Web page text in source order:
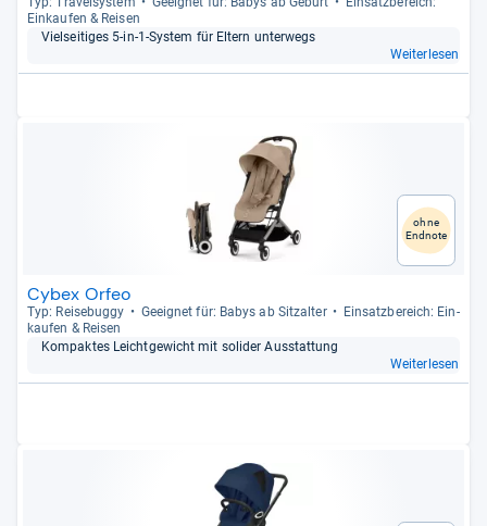
Ein­kau­fen & Rei­sen
Viel­sei­ti­ges 5-​in-​1-​Sys­tem für Eltern unter­wegs
Weiterlesen
ohne
Endnote
Cybex Orfeo
Typ: Rei­se­buggy Geeig­net für: Babys ab Sitz­al­ter
Ein­satz­be­reich: Ein­
kau­fen & Rei­sen
Kom­pak­tes Leicht­ge­wicht mit soli­der Aus­stat­tung
Weiterlesen